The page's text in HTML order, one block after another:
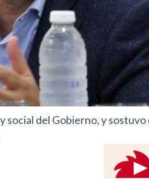
social del Gobierno, y